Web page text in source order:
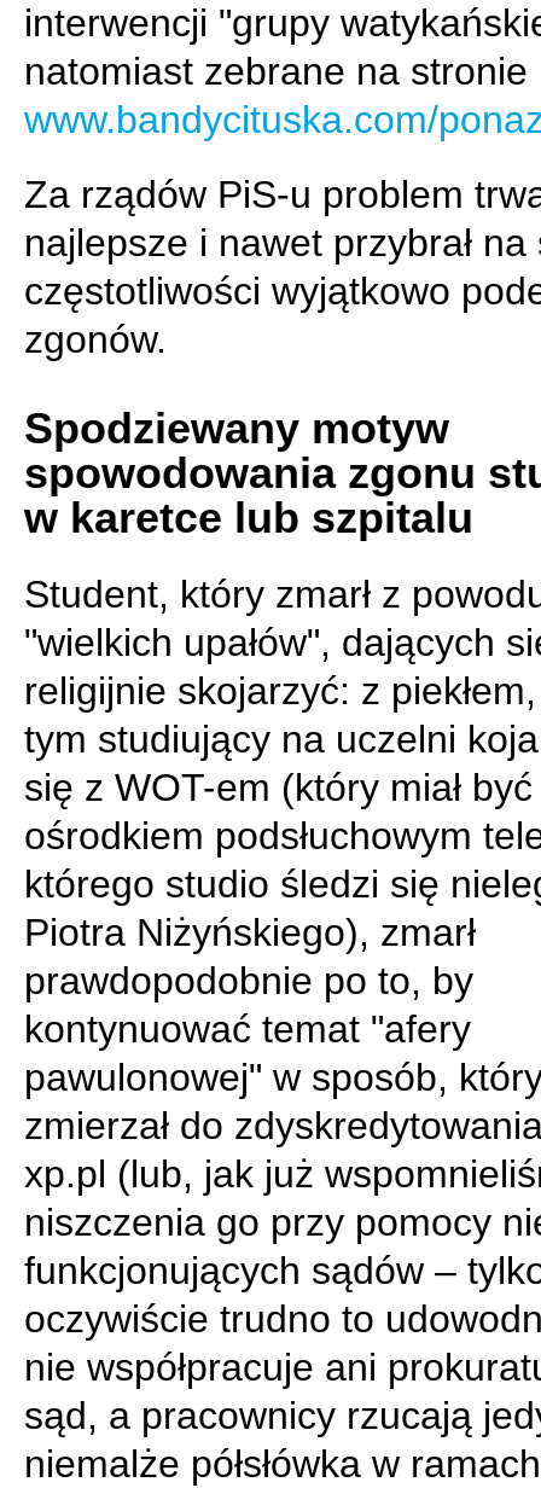
interwencji "grupy
natomiast zebrane na stronie
www.bandycituska.com/
Za rządów PiS-u problem
najlepsze i nawet przybrał na
częstotliwości wyjątkowo
zgonów.
Spodziewany motyw
spowodowania zgonu
w karetce lub szpitalu
Student, który zmarł z
"wielkich upałów", dających
religijnie skojarzyć: z
tym studiujący na uczelni
się z WOT-em (który miał
ośrodkiem podsłuchowym
którego studio śledzi się
Piotra Niżyńskiego), zmarł
prawdopodobnie po to, by
kontynuować temat "afery
pawulonowej" w sposób,
zmierzał do
xp.pl (lub, jak już
niszczenia go przy pomocy
funkcjonujących sądów –
oczywiście trudno to
nie współpracuje ani
sąd, a pracownicy rzucają
niemalże półsłówka w ramach